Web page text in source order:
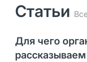
Статьи
Для чего